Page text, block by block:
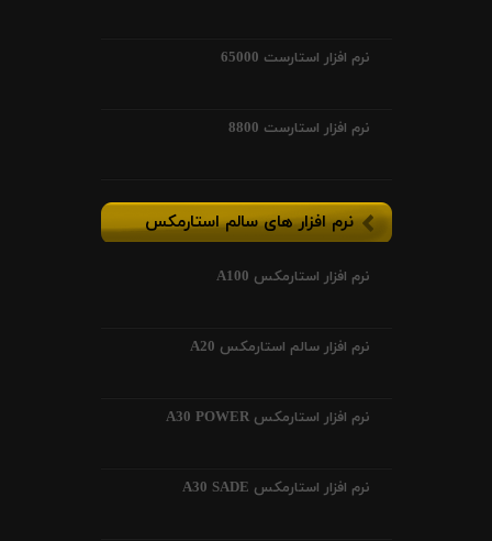
نرم افزار استارست 65000
نرم افزار استارست 8800
نرم افزار های سالم استارمکس
نرم افزار استارمکس A100
نرم افزار سالم استارمکس A20
نرم افزار استارمکس A30 POWER
نرم افزار استارمکس A30 SADE